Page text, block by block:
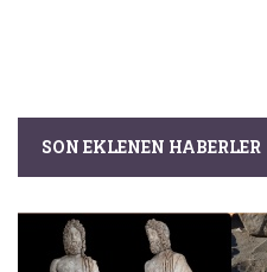
SON EKLENEN HABERLER